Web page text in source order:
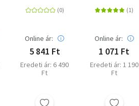
könyveim
Online ár:
5 841 Ft
Eredeti ár: 6 490
Ft
Online ár:
1 071 Ft
Eredeti ár: 1 190
Ft